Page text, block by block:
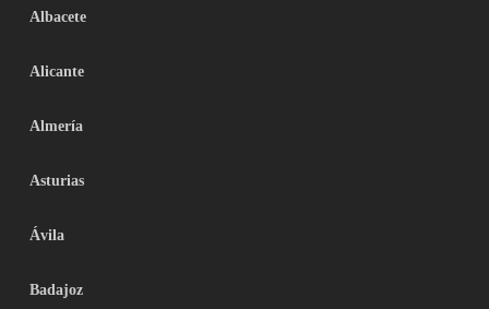
Albacete
Alicante
Almería
Asturias
Ávila
Badajoz